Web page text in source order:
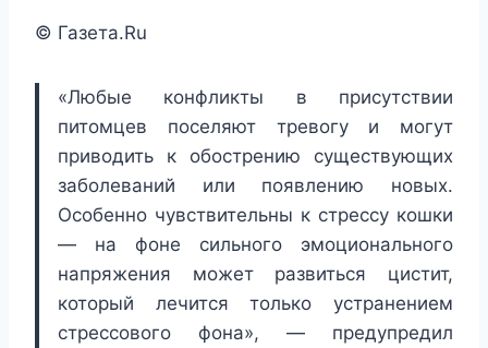
© Газета.Ru
«Любые конфликты в присутствии
питомцев поселяют тревогу и могут
приводить к обострению существующих
заболеваний или появлению новых.
Особенно чувствительны к стрессу кошки
— на фоне сильного эмоционального
напряжения может развиться цистит,
который лечится только устранением
стрессового фона», — предупредил